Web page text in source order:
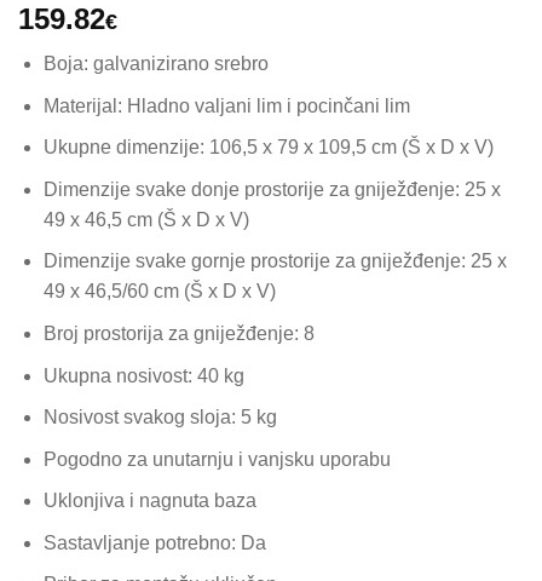
159.82€
Boja: galvanizirano srebro
Materijal: Hladno valjani lim i pocinčani lim
Ukupne dimenzije: 106,5 x 79 x 109,5 cm (Š x D x V)
Dimenzije svake donje prostorije za gniježđenje: 25 x
49 x 46,5 cm (Š x D x V)
Dimenzije svake gornje prostorije za gniježđenje: 25 x
49 x 46,5/60 cm (Š x D x V)
Broj prostorija za gniježđenje: 8
Ukupna nosivost: 40 kg
Nosivost svakog sloja: 5 kg
Pogodno za unutarnju i vanjsku uporabu
Uklonjiva i nagnuta baza
Sastavljanje potrebno: Da